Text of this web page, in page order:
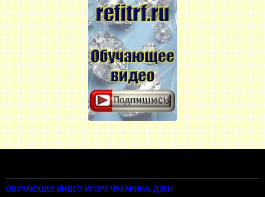
ОБУЧАЮЩЕЕ ВИДЕО ИГОРЯ ЧУВАКИНА. ДЗЕН